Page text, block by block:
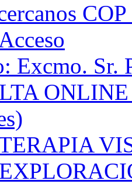
Excmo. Sr.